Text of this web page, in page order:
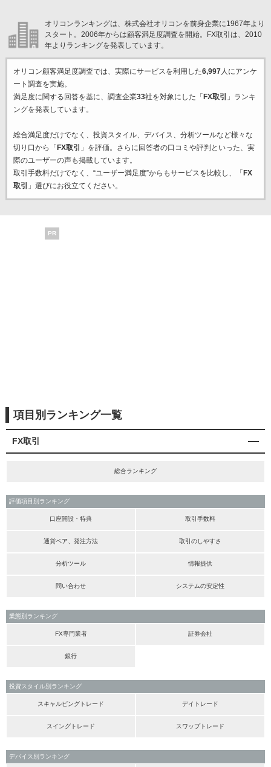
オリコンランキングは、株式会社オリコンを前身企業に1967年より
スタート。2006年からは顧客満足度調査を開始。FX取引は、2010
年よりランキングを発表しています。
オリコン顧客満足度調査では、実際にサービスを利用した6,997人にアンケ
ート調査を実施。
満足度に関する回答を基に、調査企業33社を対象にした「 FX取引
」ランキ
ングを発表しています。
総合満足度だけでなく、投資スタイル、デバイス、分析ツールなど様々な
切り口から「 FX取引
」を評価。さらに回答者の口コミや評判といった、実
際のユーザーの声も掲載しています。
取引手数料だけでなく、“ユーザー満足度”からもサービスを比較し、「 FX
取引
」選びにお役立てください。
PR
項目別ランキング一覧
FX取引
総合ランキング
評価項目別ランキング
口座開設・特典 取引手数料
通貨ペア、発注方法 取引のしやすさ
分析ツール 情報提供
問い合わせ システムの安定性
業態別ランキング
FX専門業者 証券会社
銀行
投資スタイル別ランキング
スキャルピングトレード デイトレード
スイングトレード スワップトレード
デバイス別ランキング